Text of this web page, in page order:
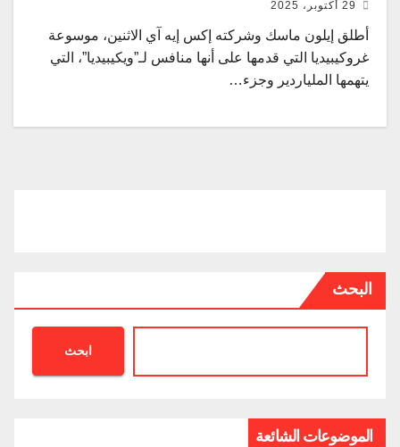
29 أكتوبر، 2025
أطلق إيلون ماسك وشركته إكس إيه آي الاثنين، موسوعة
غروكيبيديا التي قدمها على أنها منافس لـ”ويكيبيديا”، التي
يتهمها الملياردير وجزء…
البحث
ابحث
الموضوعات الشائعة